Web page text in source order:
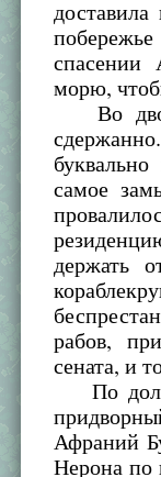
морю,
Во
самое
держать
рабов,
сената, и
По
Афраний
Нерона по